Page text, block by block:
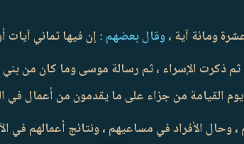
ومائة آية ،وقال بعضهم :إن فيها ثماني آيات
ذكرت الإسراء ، ثم رسالة موسى وما كان من بني
يوم القيامة من جزاء على ما يقدمون من أعمال في
وحال الأفراد في مساعيهم ، ونتائج أعمالهم في